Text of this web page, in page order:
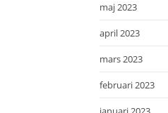
maj 2023
april 2023
mars 2023
februari 2023